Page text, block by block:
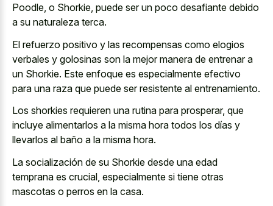
Poodle, o Shorkie, puede ser un poco desafiante debido
a su naturaleza terca.
El refuerzo positivo y las recompensas como elogios
verbales y golosinas son la mejor manera de entrenar a
un Shorkie. Este enfoque es especialmente efectivo
para una raza que puede ser resistente al entrenamiento.
Los shorkies requieren una rutina para prosperar, que
incluye alimentarlos a la misma hora todos los días y
llevarlos al baño a la misma hora.
La socialización de su Shorkie desde una edad
temprana es crucial, especialmente si tiene otras
mascotas o perros en la casa.